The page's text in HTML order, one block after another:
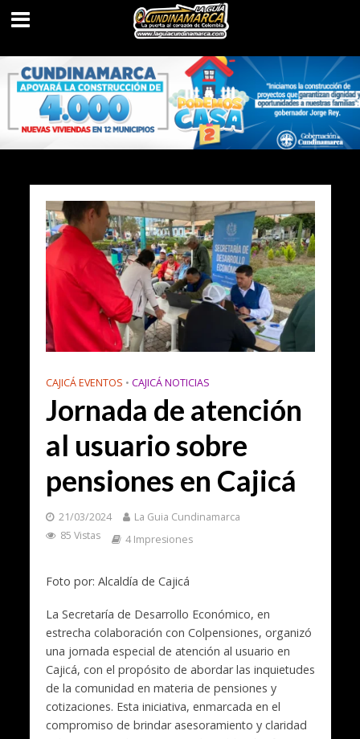
CAJICÁ EVENTOS • CAJICÁ NOTICIAS
Jornada de atención
al usuario sobre
pensiones en Cajicá
21/03/2024
La Guia Cundinamarca
85 Vistas
4 Impresiones
Foto por: Alcaldía de Cajicá
La Secretaría de Desarrollo Económico, en
estrecha colaboración con Colpensiones, organizó
una jornada especial de atención al usuario en
Cajicá, con el propósito de abordar las inquietudes
de la comunidad en materia de pensiones y
cotizaciones. Esta iniciativa, enmarcada en el
compromiso de brindar asesoramiento y claridad